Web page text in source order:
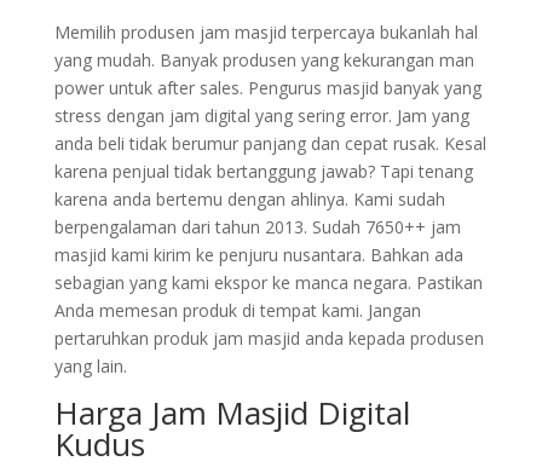
Memilih produsen jam masjid terpercaya bukanlah hal
yang mudah. Banyak produsen yang kekurangan man
power untuk after sales. Pengurus masjid banyak yang
stress dengan jam digital yang sering error. Jam yang
anda beli tidak berumur panjang dan cepat rusak. Kesal
karena penjual tidak bertanggung jawab? Tapi tenang
karena anda bertemu dengan ahlinya. Kami sudah
berpengalaman dari tahun 2013. Sudah 7650++ jam
masjid kami kirim ke penjuru nusantara. Bahkan ada
sebagian yang kami ekspor ke manca negara. Pastikan
Anda memesan produk di tempat kami. Jangan
pertaruhkan produk jam masjid anda kepada produsen
yang lain.
Harga Jam Masjid Digital
Kudus